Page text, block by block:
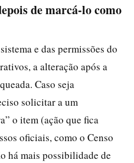
de marcá-lo como
e das permissões do
a alteração após a
Caso seja
solicitar a um
o item (ação que fica
oficiais, como o Censo
há mais possibilidade de